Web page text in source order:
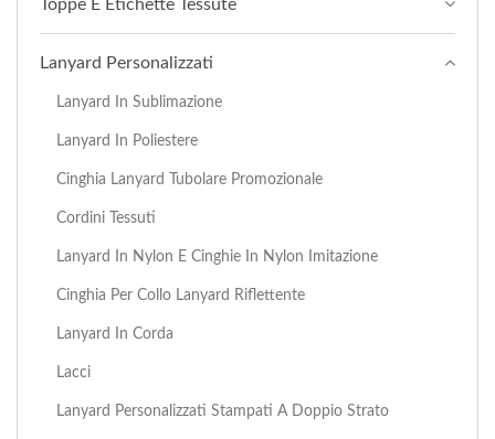
Toppe E Etichette Tessute
Lanyard Personalizzati
Lanyard In Sublimazione
Lanyard In Poliestere
Cinghia Lanyard Tubolare Promozionale
Cordini Tessuti
Lanyard In Nylon E Cinghie In Nylon Imitazione
Cinghia Per Collo Lanyard Riflettente
Lanyard In Corda
Lacci
Lanyard Personalizzati Stampati A Doppio Strato